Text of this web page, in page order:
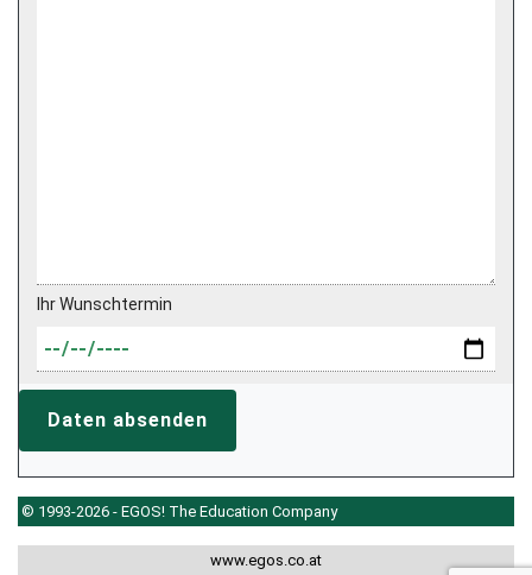
Ihr Wunschtermin
Daten absenden
© 1993-2026 - EGOS! The Education Company
www.egos.co.at